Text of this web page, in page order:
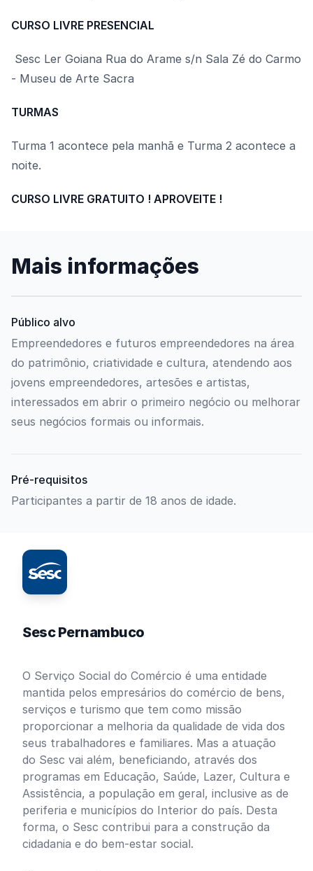
CURSO LIVRE PRESENCIAL
Sesc Ler Goiana Rua do Arame s/n Sala Zé do Carmo
- Museu de Arte Sacra
TURMAS
Turma 1 acontece pela manhã e Turma 2 acontece a
noite.
CURSO LIVRE GRATUITO ! APROVEITE !
Mais informações
Público alvo
Empreendedores e futuros empreendedores na área
do patrimônio, criatividade e cultura, atendendo aos
jovens empreendedores, artesões e artistas,
interessados em abrir o primeiro negócio ou melhorar
seus negócios formais ou informais.
Pré-requisitos
Participantes a partir de 18 anos de idade.
Sesc Pernambuco
O Serviço Social do Comércio é uma entidade
mantida pelos empresários do comércio de bens,
serviços e turismo que tem como missão
proporcionar a melhoria da qualidade de vida dos
seus trabalhadores e familiares. Mas a atuação
do Sesc vai além, beneficiando, através dos
programas em Educação, Saúde, Lazer, Cultura e
Assistência, a população em geral, inclusive as de
periferia e municípios do Interior do país. Desta
forma, o Sesc contribui para a construção da
cidadania e do bem-estar social.